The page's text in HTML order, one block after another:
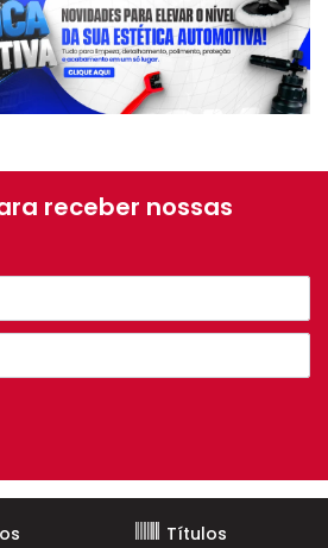
receber nossas
Títulos